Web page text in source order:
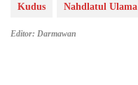
Kudus Nahdlatul Ulama
Editor: Darmawan